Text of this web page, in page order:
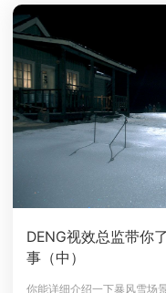
DENG视效总监带你
事（中）
你能详细介绍一下暴风雪场